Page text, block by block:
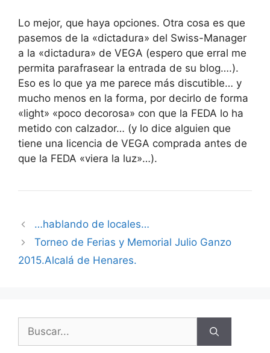
Lo mejor, que haya opciones. Otra cosa es que
pasemos de la «dictadura» del Swiss-Manager
a la «dictadura» de VEGA (espero que erral me
permita parafrasear la entrada de su blog….).
Eso es lo que ya me parece más discutible… y
mucho menos en la forma, por decirlo de forma
«light» «poco decorosa» con que la FEDA lo ha
metido con calzador… (y lo dice alguien que
tiene una licencia de VEGA comprada antes de
que la FEDA «viera la luz»…).
…hablando de locales…
Torneo de Ferias y Memorial Julio Ganzo
2015.Alcalá de Henares.
Buscar: